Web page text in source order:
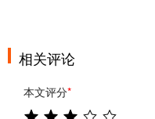
相关评论
本文评分*